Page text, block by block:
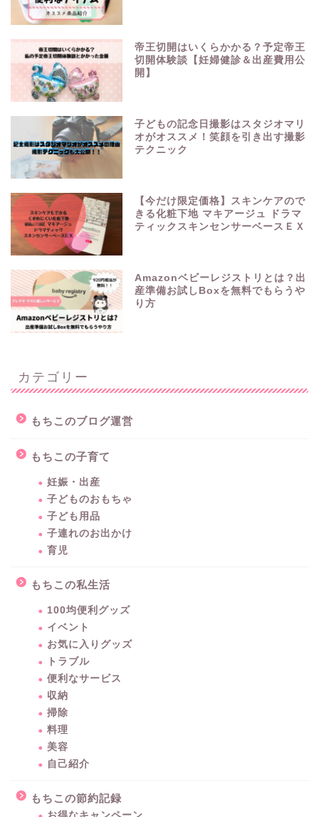
帝王切開はいくらかかる？予定帝王
切開体験談【妊婦健診＆出産費用公
開】
子どもの記念日撮影はスタジオマリ
オがオススメ！笑顔を引き出す撮影
テクニック
【今だけ限定価格】スキンケアので
きる化粧下地 マキアージュ ドラマ
ティックスキンセンサーベースＥＸ
Amazonベビーレジストリとは？出
産準備お試しBoxを無料でもらうや
り方
カテゴリー
もちこのブログ運営
もちこの子育て
妊娠・出産
子どものおもちゃ
子ども用品
子連れのお出かけ
育児
もちこの私生活
100均便利グッズ
イベント
お気に入りグッズ
トラブル
便利なサービス
収納
掃除
料理
美容
自己紹介
もちこの節約記録